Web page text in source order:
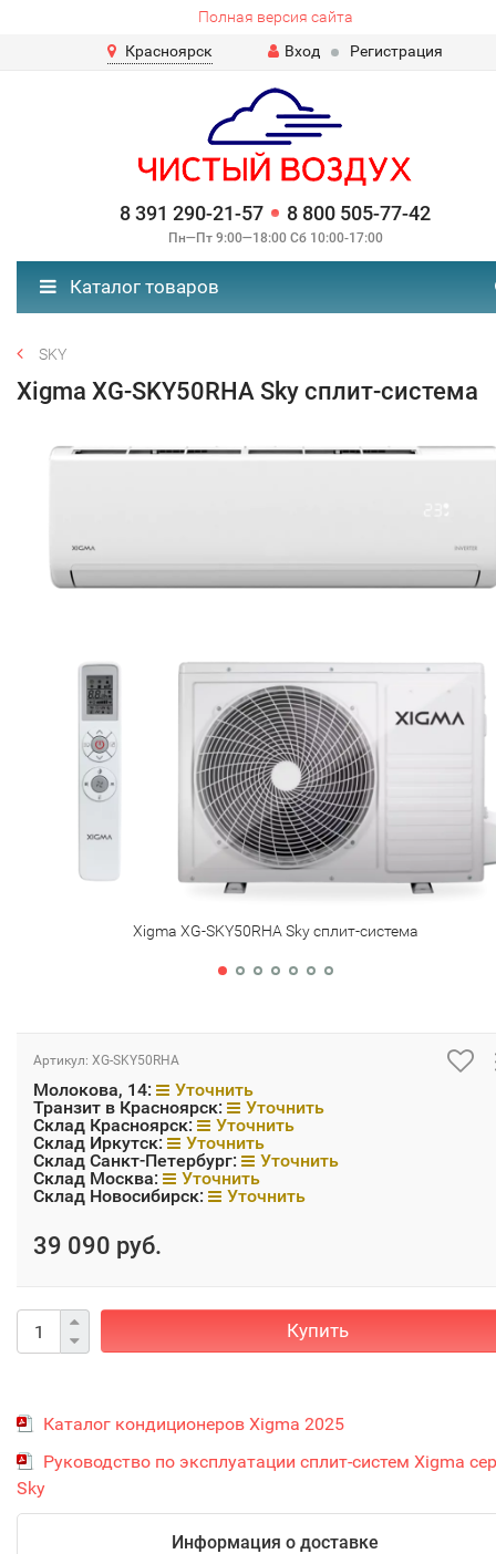
Полная версия сайта
Красноярск
Вход Регистрация
8 391 290-21-57 8 800 505-77-42
Пн—Пт 9:00—18:00 Сб 10:00-17:00
Каталог товаров
SKY
Xigma XG-SKY50RHA Sky сплит-система
Xigma XG-SKY50RHA Sky сплит-система
Артикул: XG-SKY50RHA
Молокова, 14:
Уточнить
Транзит в Красноярск:
Уточнить
Склад Красноярск:
Уточнить
Склад Иркутск:
Уточнить
Склад Санкт-Петербург:
Уточнить
Склад Москва:
Уточнить
Склад Новосибирск:
Уточнить
39 090 руб.
Купить
Каталог кондиционеров Xigma 2025
Руководство по эксплуатации сплит-систем Xigma
Sky
Информация о доставке